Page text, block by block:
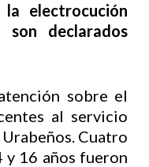
electrocución
declarados
sobre el
al servicio
Cuatro
y 16 años fueron